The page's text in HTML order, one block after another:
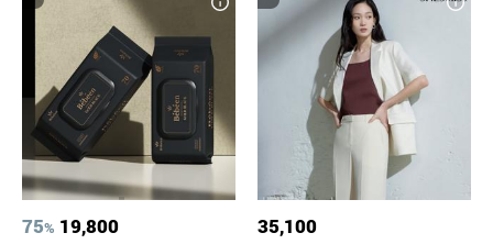
75% 19,800 35,100